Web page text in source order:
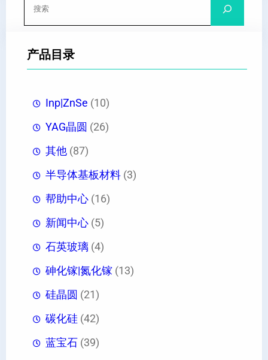
产品目录
Inp|ZnSe (10)
YAG晶圆 (26)
其他 (87)
半导体基板材料 (3)
帮助中心 (16)
新闻中心 (5)
石英玻璃 (4)
砷化镓|氮化镓 (13)
硅晶圆 (21)
碳化硅 (42)
蓝宝石 (39)